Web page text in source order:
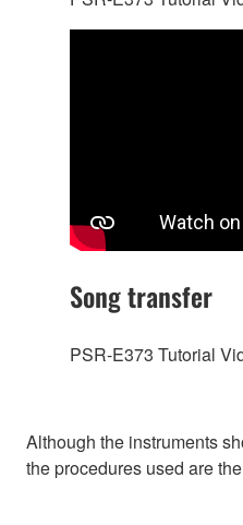
Song transfer
PSR-E373 Tutorial
Although the instruments
the procedures used are